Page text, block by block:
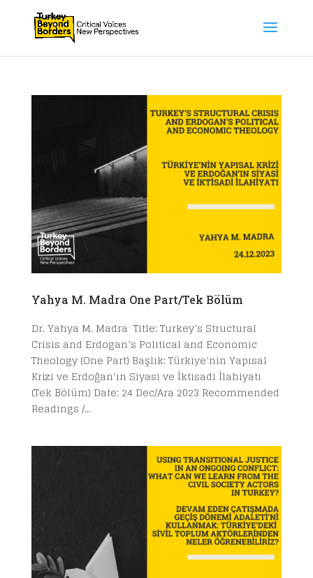
Yahya M. Madra One Part/Tek Bölüm
Dr. Yahya M. Madra Title: Turkey’s Structural
Crisis and Erdogan’s Political and Economic
Theology (One Part) Başlık: Türkiye’nin Yapısal
Krizi ve Erdoğan’ın Siyasi ve İktisadi İlahiyatı
(Tek Bölüm) Date: 24 Dec/Ara 2023 Recommended
Readings /...